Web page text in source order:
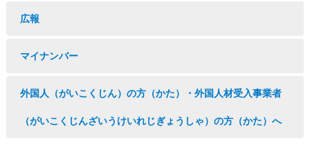
広報
マイナンバー
外国人（がいこくじん）の方（かた）・外国人材受入事業者
（がいこくじんざいうけいれじぎょうしゃ）の方（かた）へ